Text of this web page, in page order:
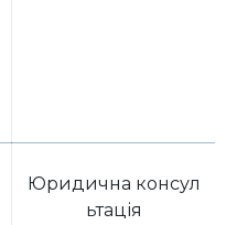
Юридична консул
ьтація